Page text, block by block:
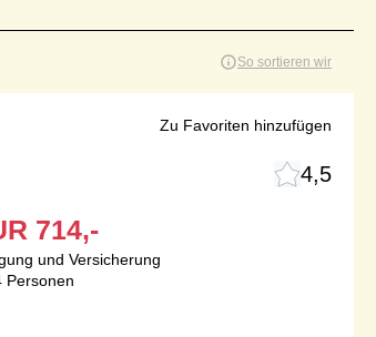
So sortieren wir
4,5
714,-
und Versicherung
Personen
Zu Favoriten hinzufügen